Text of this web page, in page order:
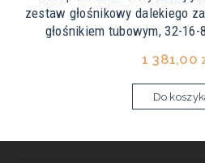
zestaw głośnikowy dalekiego
głośnikiem tubowym, 32-16-
1 381,00
Do